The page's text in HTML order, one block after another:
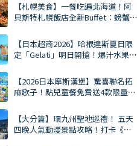
【札幌美食】一餐吃遍北海道！阿
貝斯特札幌飯店全新Buffet：螃蟹
湯咖哩
【日本超商2026】哈根達斯夏日限
定「Gelati」明日開搶！爆汁水果、
【2026日本摩斯漢堡】驚喜聯名拓
麻歌子！點兒童餐免費送4款限量電
【大分篇】環九州聖地巡禮！ 五天
四晚人氣動漫景點攻略！打卡《進